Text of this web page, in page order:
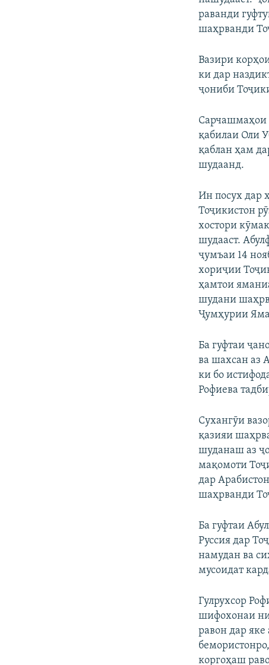
раванди
шаҳрванди
Вазири
ки дар
ҷониби
Сарчашмаҳои
қабилаи Оли
қаблан ҳам
шудаанд.
Ин посух дар
Тоҷикистон
хостори
шудааст.
ҷумъаи 14
хориҷии
ҳамтои
шудани
Ҷумҳурии
Ба гуфтаи
ва шахсан аз
ки бо
Рофиева
Сухангӯи
қазияи
шуданаш аз
мақомоти
дар
шаҳрванди
Ба гуфтаи
Руссия дар
намудан ва
мусоидат
Гулрухсор
шифохонаи
равон дар
коргоҳаш